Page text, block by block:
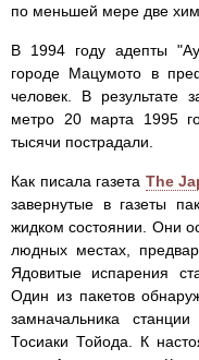
по меньшей мере две
В 1994 году адепты
городе Мацумото в
человек. В результате
метро 20 марта 1995
тысячи пострадали.
Как писала газета The
завернутые в газеты
жидком состоянии. Они
людных местах,
Ядовитые испарения
Один из пакетов
замначальника
Тосиаки Тойода. К